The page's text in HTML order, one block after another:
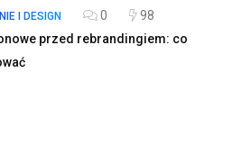
I DESIGN 0
98
przed rebrandingiem: co